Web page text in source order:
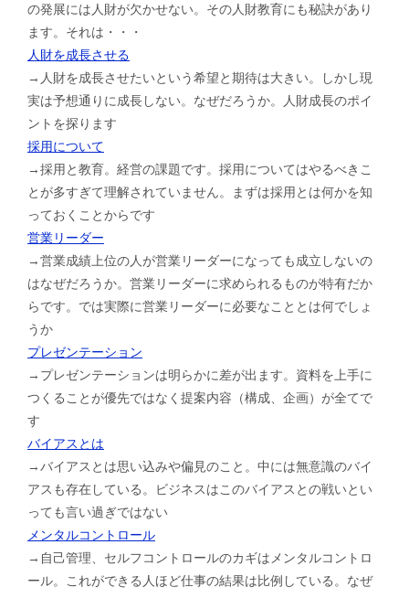
の発展には人財が欠かせない。その人財教育にも秘訣があり
ます。それは・・・
人財を成長させる
→人財を成長させたいという希望と期待は大きい。しかし現
実は予想通りに成長しない。なぜだろうか。人財成長のポイ
ントを探ります
採用について
→採用と教育。経営の課題です。採用についてはやるべきこ
とが多すぎて理解されていません。まずは採用とは何かを知
っておくことからです
営業リーダー
→営業成績上位の人が営業リーダーになっても成立しないの
はなぜだろうか。営業リーダーに求められるものが特有だか
らです。では実際に営業リーダーに必要なこととは何でしょ
うか
プレゼンテーション
→プレゼンテーションは明らかに差が出ます。資料を上手に
つくることが優先ではなく提案内容（構成、企画）が全てで
す
バイアスとは
→バイアスとは思い込みや偏見のこと。中には無意識のバイ
アスも存在している。ビジネスはこのバイアスとの戦いとい
っても言い過ぎではない
メンタルコントロール
→自己管理、セルフコントロールのカギはメンタルコントロ
ール。これができる人ほど仕事の結果は比例している。なぜ